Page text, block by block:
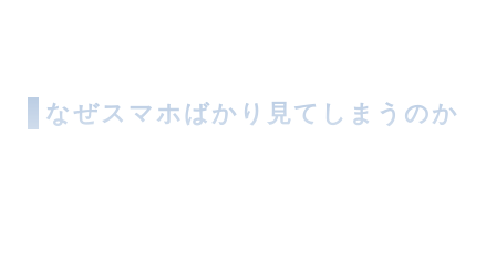
なぜスマホばかり見てしまうのか